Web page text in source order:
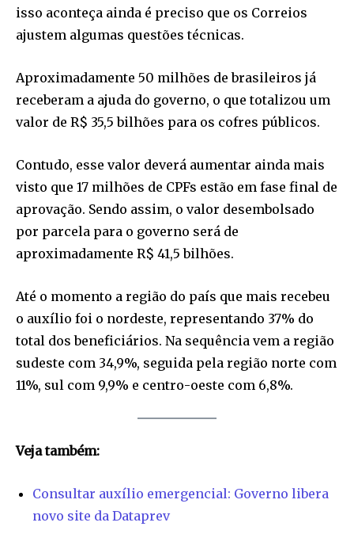
isso aconteça ainda é preciso que os Correios
ajustem algumas questões técnicas.
Aproximadamente 50 milhões de brasileiros já
receberam a ajuda do governo, o que totalizou um
valor de R$ 35,5 bilhões para os cofres públicos.
Contudo, esse valor deverá aumentar ainda mais
visto que 17 milhões de CPFs estão em fase final de
aprovação. Sendo assim, o valor desembolsado
por parcela para o governo será de
aproximadamente R$ 41,5 bilhões.
Até o momento a região do país que mais recebeu
o auxílio foi o nordeste, representando 37% do
total dos beneficiários. Na sequência vem a região
sudeste com 34,9%, seguida pela região norte com
11%, sul com 9,9% e centro-oeste com 6,8%.
Veja também:
Consultar auxílio emergencial: Governo libera
novo site da Dataprev